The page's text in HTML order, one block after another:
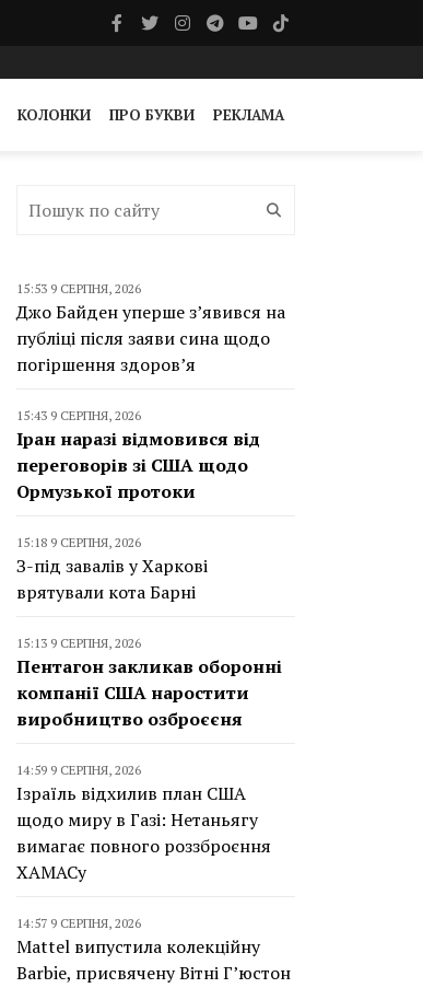
КОЛОНКИ ПРО БУКВИ РЕКЛАМА
15:53 9 СЕРПНЯ, 2026
Джо Байден уперше з’явився на
публіці після заяви сина щодо
погіршення здоров’я
15:43 9 СЕРПНЯ, 2026
Іран наразі відмовився від
переговорів зі США щодо
Ормузької протоки
15:18 9 СЕРПНЯ, 2026
З-під завалів у Харкові
врятували кота Барні
15:13 9 СЕРПНЯ, 2026
Пентагон закликав оборонні
компанії США наростити
виробництво озброєєня
14:59 9 СЕРПНЯ, 2026
Ізраїль відхилив план США
щодо миру в Газі: Нетаньягу
вимагає повного роззброєння
ХАМАСу
14:57 9 СЕРПНЯ, 2026
Mattel випустила колекційну
Barbie, присвячену Вітні Г’юстон